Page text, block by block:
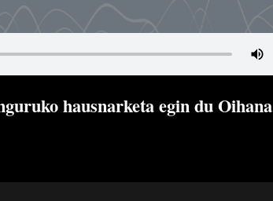
hausnarketa egin du Oihana